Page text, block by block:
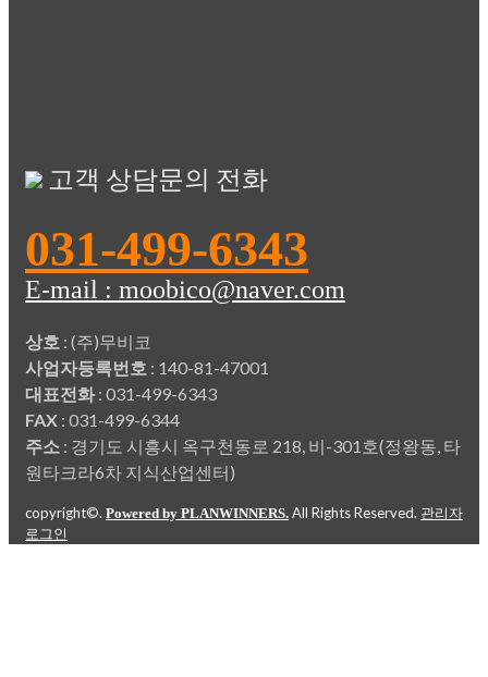
고객 상담문의 전화
031-499-6343
E-mail : moobico@naver.com
상호 : (주)무비코
사업자등록번호 : 140-81-47001
대표전화: 031-499-6343
FAX : 031-499-6344
주소 : 경기도 시흥시 옥구천동로 218, 비-301호(정왕동, 타
원타크라6차 지식산업센터)
copyright©. Powered by PLANWINNERS. All Rights Reserved. 관리자
로그인